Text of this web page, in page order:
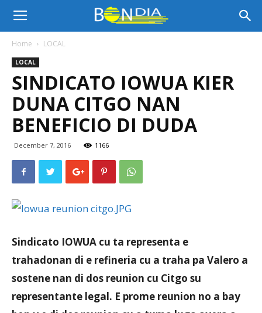
Bon
Dia
Aruba
Noticia
Aruba
Home LOCAL
LOCAL
SINDICATO IOWUA KIER
DUNA CITGO NAN
BENEFICIO DI DUDA
December 7, 2016 1166
Sindicato IOWUA cu ta representa e
trahadonan di e refineria cu a traha pa Valero a
sostene nan di dos reunion cu Citgo su
representante legal. E prome reunion no a bay